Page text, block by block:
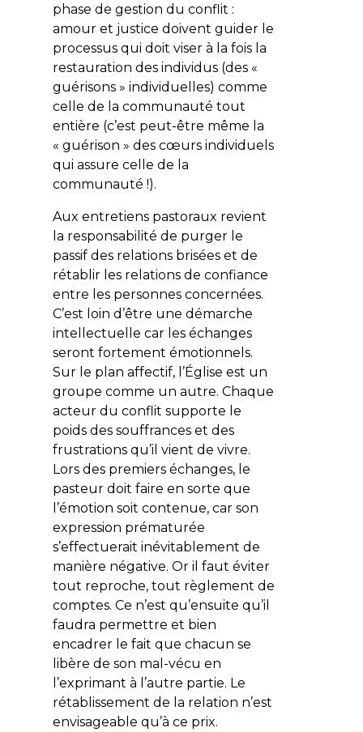
phase de gestion du conflit :
amour et justice doivent guider le
processus qui doit viser à la fois la
restauration des individus (des «
guérisons » individuelles) comme
celle de la communauté tout
entière (c’est peut-être même la
« guérison » des cœurs individuels
qui assure celle de la
communauté !).
Aux entretiens pastoraux revient
la responsabilité de purger le
passif des relations brisées et de
rétablir les relations de confiance
entre les personnes concernées.
C’est loin d’être une démarche
intellectuelle car les échanges
seront fortement émotionnels.
Sur le plan affectif, l’Église est un
groupe comme un autre. Chaque
acteur du conflit supporte le
poids des souffrances et des
frustrations qu’il vient de vivre.
Lors des premiers échanges, le
pasteur doit faire en sorte que
l’émotion soit contenue, car son
expression prématurée
s’effectuerait inévitablement de
manière négative. Or il faut éviter
tout reproche, tout règlement de
comptes. Ce n’est qu’ensuite qu’il
faudra permettre et bien
encadrer le fait que chacun se
libère de son mal-vécu en
l’exprimant à l’autre partie. Le
rétablissement de la relation n’est
envisageable qu’à ce prix.